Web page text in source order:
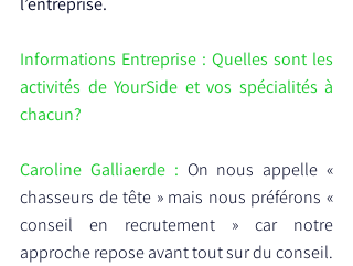
Informations Entreprise : Quelles sont les
activités de YourSide et vos spécialités à
chacun?
Caroline Galliaerde : On nous appelle «
chasseurs de tête » mais nous préférons «
conseil en recrutement » car notre
approche repose avant tout sur du conseil.